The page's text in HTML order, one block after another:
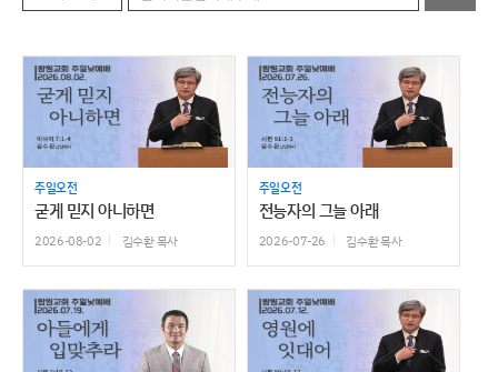
주일오전
굳게 믿지 아니하면
2026-08-02 김수환 목사
주일오전
전능자의 그늘 아래
2026-07-26 김수환 목사